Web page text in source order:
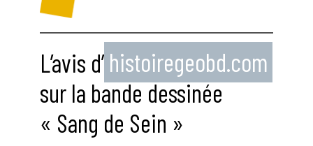
L’avis d’ histoiregeobd.com
sur la bande dessinée
« Sang de Sein »